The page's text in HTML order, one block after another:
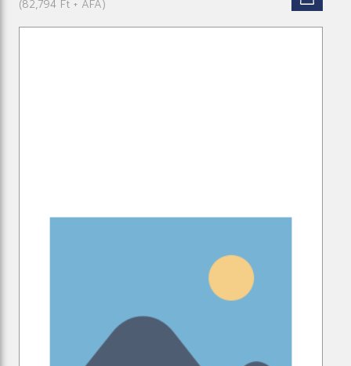
(82,794 Ft + ÁFA)